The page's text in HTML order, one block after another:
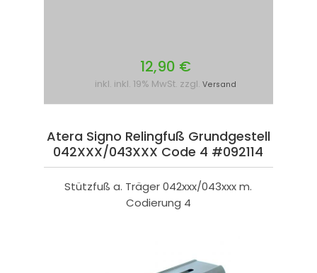
12,90 €
inkl. inkl. 19% MwSt. zzgl. Versand
Atera Signo Relingfuß Grundgestell
042XXX/043XXX Code 4 #092114
Stützfuß a. Träger 042xxx/043xxx m.
Codierung 4